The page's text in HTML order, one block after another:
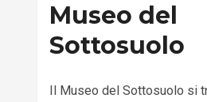
Museo del
Sottosuolo
Il Museo del Sottosuolo si